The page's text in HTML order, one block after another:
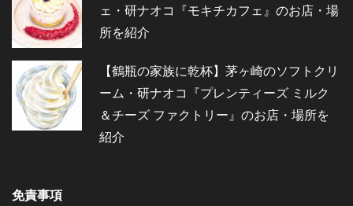
ェ・研ナオコ『モキチカフェ』のお店・場
所を紹介
【鶴瓶の家族に乾杯】茅ヶ崎のソフトクリ
ーム・研ナオコ『プレンティーズ ミルク
＆チーズ ファクトリー』のお店・場所を
紹介
免責事項